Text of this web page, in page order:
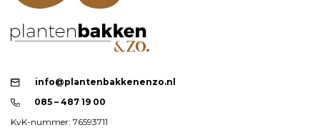
info@plantenbakkenenzo.nl
085 – 487 19 00
KvK-nummer: 76593711